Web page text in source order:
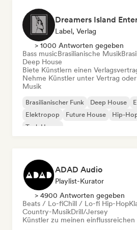
Dreamers Island
Label, Verlag
> 1000 Antworten gegeben
Bass musicBrasilianische Musik
Deep House
Biete Künstlern einen
Nehme Künstler unter Vertrag
Musik
Brasilianischer Funk Deep House
Elektropop
Future House Hip-
Tech House
ADAD Audio
Playlist-Kurator
> 4900 Antworten gegeben
Beats / Lo-fiChill / Lo-fi Hip-Hop
Country-MusikDrill/Jersey
Künstler zu meinen einflussreichen